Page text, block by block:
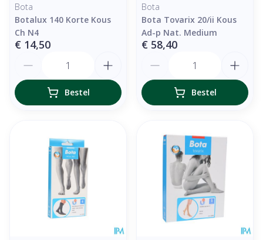
Bota
Botalux 140 Korte Kous
Ch N4
€ 14,50
Bestel
Bota
Bota Tovarix 20/ii Kous
Ad-p Nat. Medium
€ 58,40
Bestel